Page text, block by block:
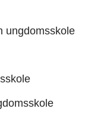
ungdomsskole